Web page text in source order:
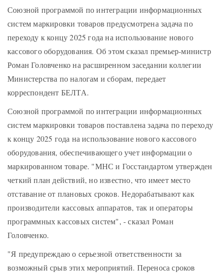
Союзной программой по интеграции информационных
систем маркировки товаров предусмотрена задача по
переходу к концу 2025 года на использование нового
кассового оборудования. Об этом сказал премьер-министр
Роман Головченко на расширенном заседании коллегии
Министерства по налогам и сборам, передает
корреспондент БЕЛТА.
Союзной программой по интеграции информационных
систем маркировки товаров поставлена задача по переходу
к концу 2025 года на использование нового кассового
оборудования, обеспечивающего учет информации о
маркированном товаре. "МНС и Госстандартом утвержден
четкий план действий, но известно, что имеет место
отставание от плановых сроков. Недорабатывают как
производители кассовых аппаратов, так и операторы
программных кассовых систем", - сказал Роман
Головченко.
"Я предупреждаю о серьезной ответственности за
возможный срыв этих мероприятий. Переноса сроков